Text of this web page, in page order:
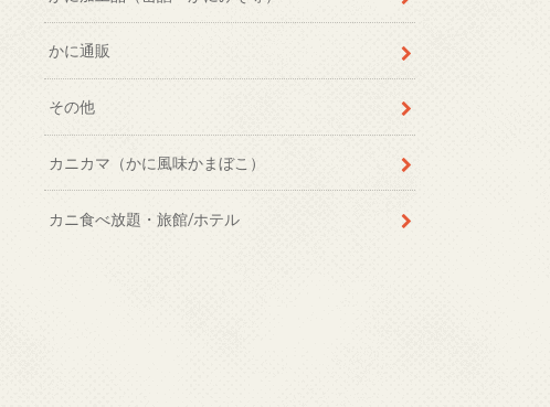
かに通販
その他
カニカマ（かに風味かまぼこ）
カニ食べ放題・旅館/ホテル